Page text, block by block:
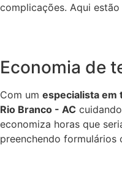
complicações. Aqui
Economia de
Com um especialista em
Rio Branco - AC
economiza horas que
preenchendo formulários